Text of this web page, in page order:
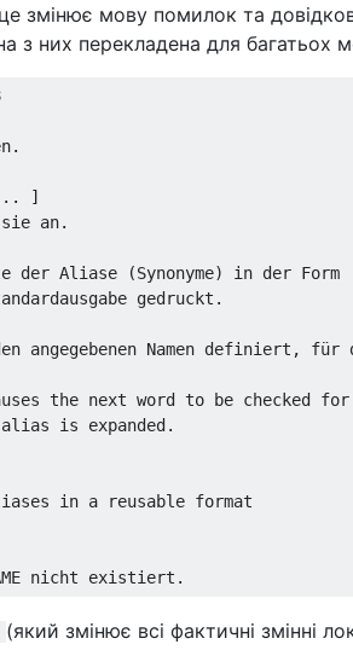
змінює мову помилок та
з них перекладена для багатьох
.
]
an.
der Aliase (Synonyme) in der Form
gedruckt.
angegebenen Namen definiert, für
the next word to be checked for
is expanded.
in a reusable format
nicht existiert.
(який змінює всі фактичні змінні